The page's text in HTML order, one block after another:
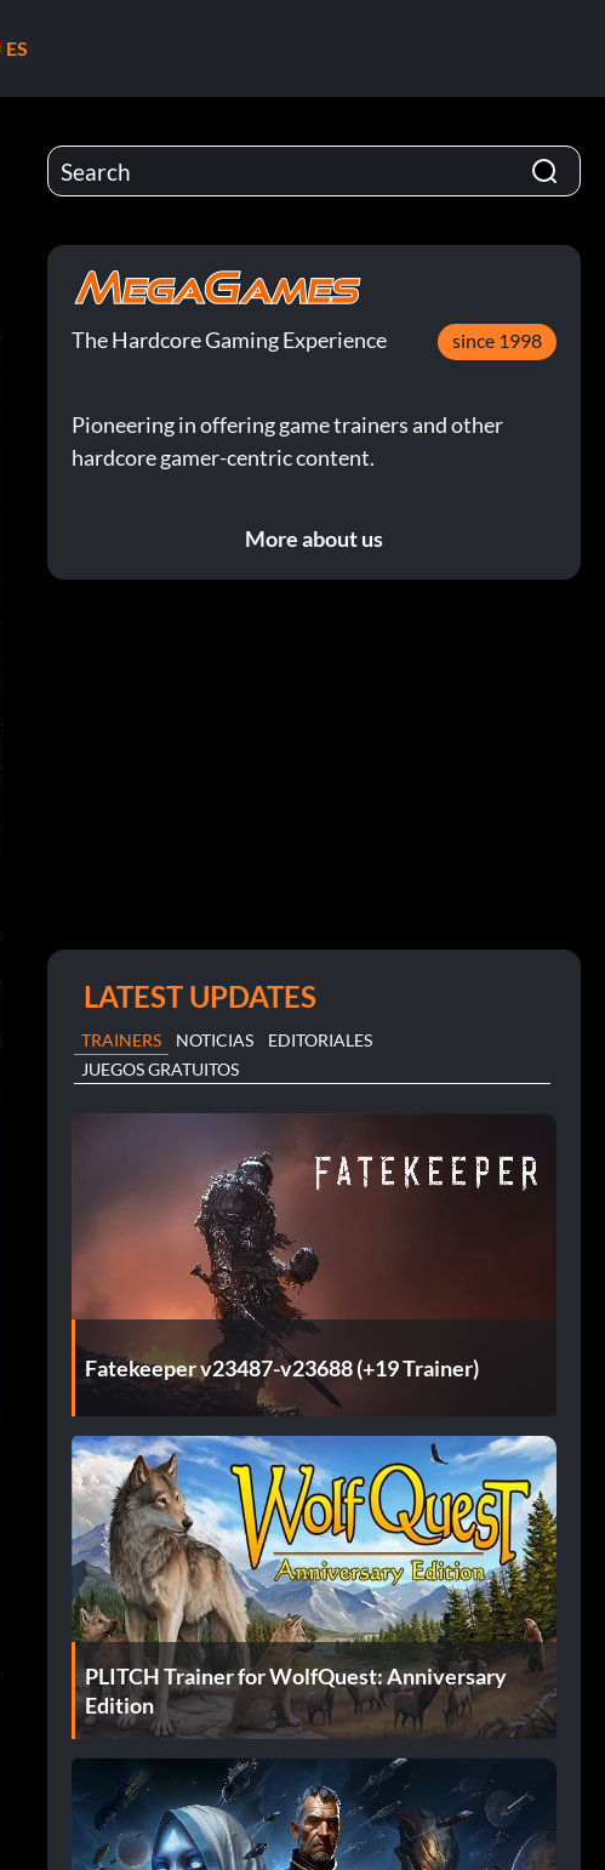
ES
The Hardcore Gaming Experience since 1998
Pioneering in offering game trainers and other
hardcore gamer-centric content.
More about us
LATEST UPDATES
TRAINERS NOTICIAS
EDITORIALES
JUEGOS GRATUITOS
Fatekeeper v23487-v23688 (+19 Trainer)
PLITCH Trainer for WolfQuest: Anniversary
Edition